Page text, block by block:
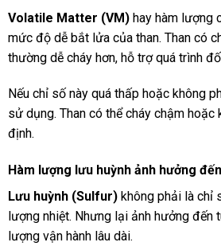
Volatile Matter (VM)hay hàm lượng
mức độ dễ bắt lửa của than. Than có
thường dễ cháy hơn, hỗ trợ quá trình
Nếu chỉ số này quá thấp hoặc không
sử dụng. Than có thể cháy chậm hoặc
định.
Hàm lượng lưu huỳnh ảnh hưởng
Lưu huỳnh (Sulfur)không phải là chỉ
lượng nhiệt. Nhưng lại ảnh hưởng đến
lượng vận hành lâu dài.